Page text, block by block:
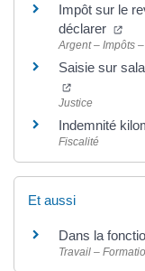
Impôt sur le
déclarer
Argent – Impôts
Saisie sur
Justice
Indemnité
Fiscalité
Et aussi
Dans la
Travail –